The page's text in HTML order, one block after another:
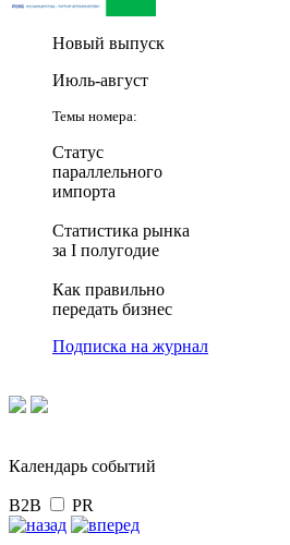
Новый выпуск
Июль-август
Темы номера:
Статус
параллельного
импорта
Статистика рынка
за I полугодие
Как правильно
передать бизнес
Подписка на журнал
Календарь событий
B2B PR